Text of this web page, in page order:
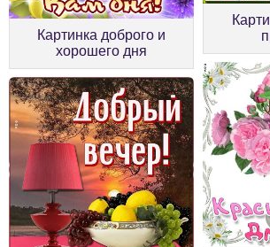
Картинка доброго и
хорошего дня